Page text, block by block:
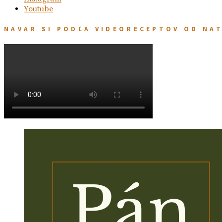
Youtube
NAVAR SI PODĽA VIDEORECEPTOV OD